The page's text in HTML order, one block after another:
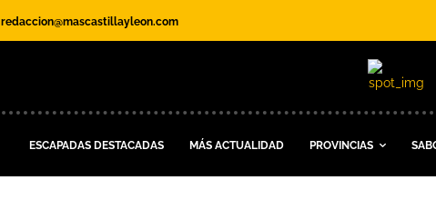
redaccion@mascastillayleon.com
ESCAPADAS DESTACADAS MÁS ACTUALIDAD PROVINCIAS